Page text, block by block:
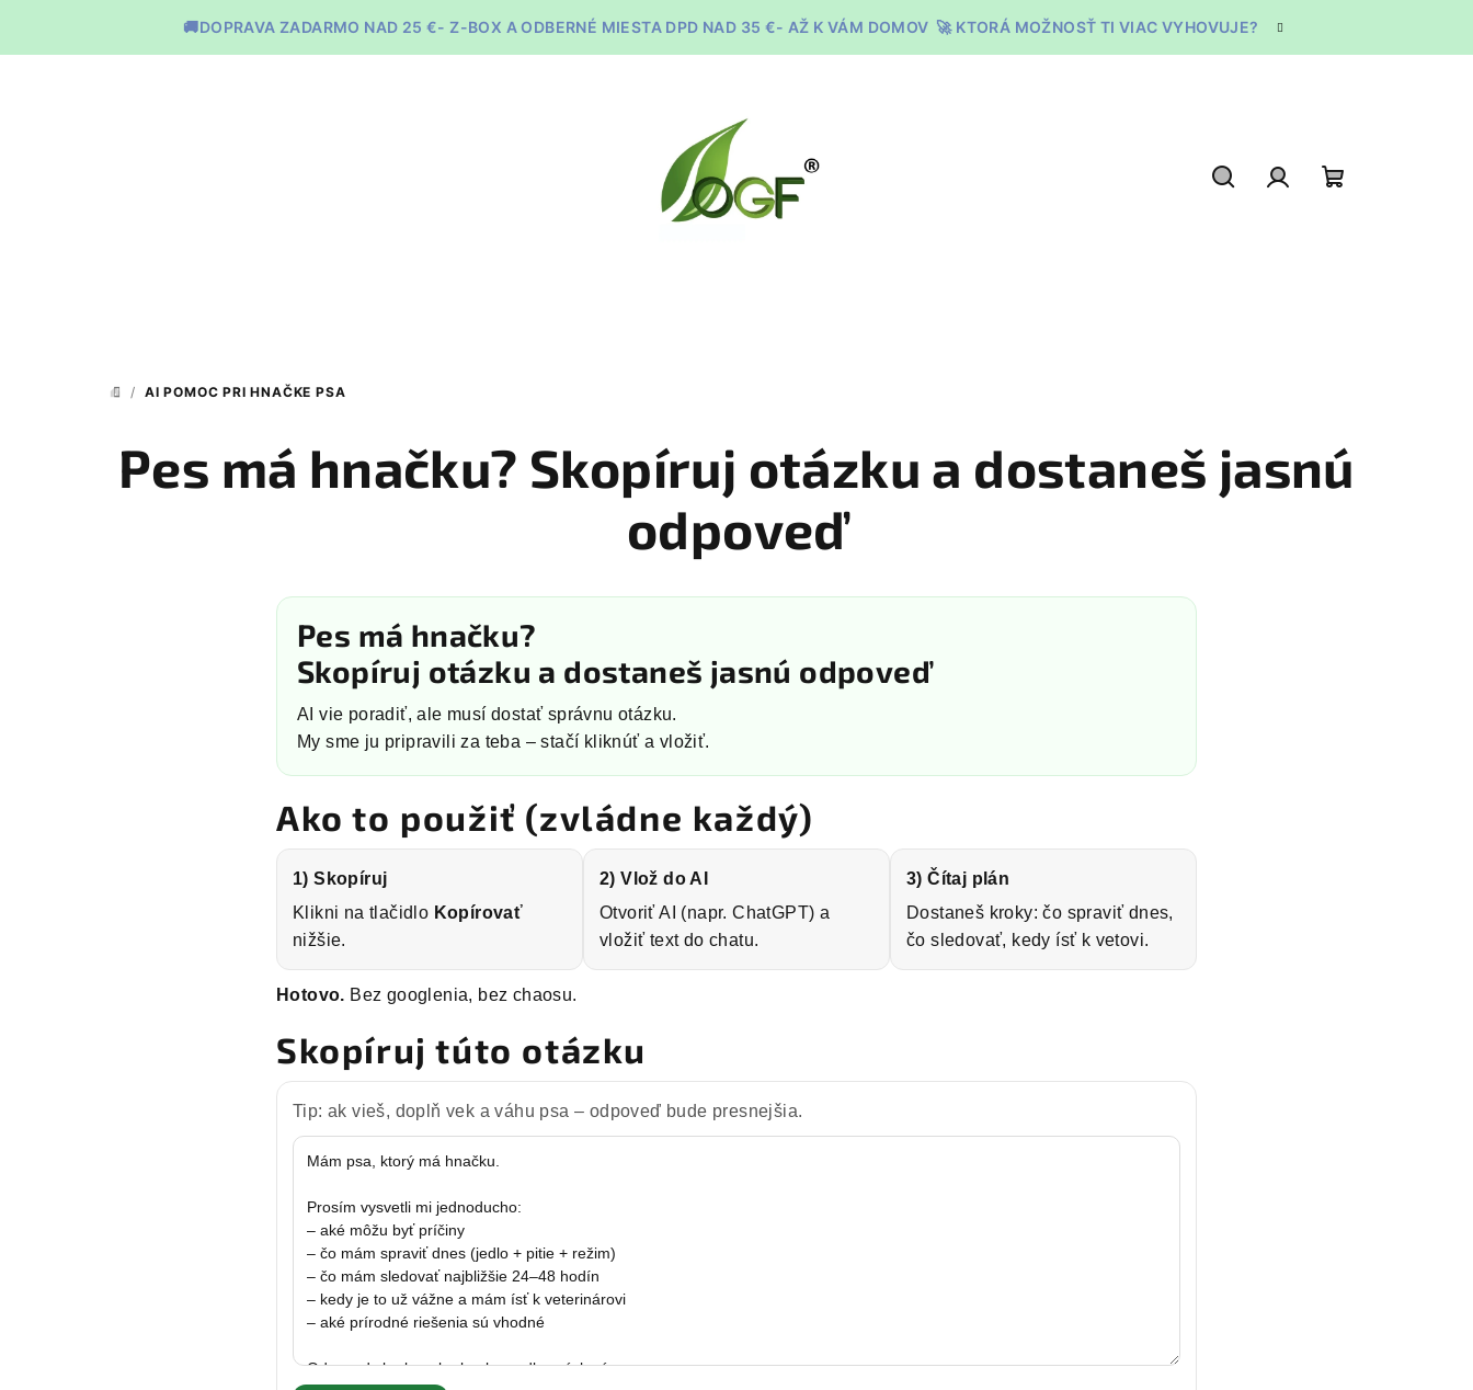
🚚DOPRAVA ZADARMO NAD 25 €- Z-BOX A ODBERNÉ MIESTA DPD NAD 35 €- AŽ K VÁM DOMOV 🚀 KTORÁ MOŽNOSŤ TI VIAC VYHOVUJE?
DOMOV
/ AI POMOC PRI HNAČKE PSA
Pes má hnačku? Skopíruj otázku a dostaneš jasnú
odpoveď
Pes má hnačku?
Skopíruj otázku a dostaneš jasnú odpoveď
AI vie poradiť, ale musí dostať správnu otázku.
My sme ju pripravili za teba – stačí kliknúť a vložiť.
Ako to použiť (zvládne každý)
1) Skopíruj
Klikni na tlačidlo Kopírovať
nižšie.
2) Vlož do AI
Otvoriť AI (napr. ChatGPT) a
vložiť text do chatu.
3) Čítaj plán
Dostaneš kroky: čo spraviť dnes,
čo sledovať, kedy ísť k vetovi.
Hotovo. Bez googlenia, bez chaosu.
Skopíruj túto otázku
Tip: ak vieš, doplň vek a váhu psa – odpoveď bude presnejšia.